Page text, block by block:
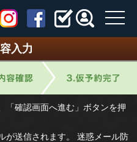
入力
「確認画面へ進む」ボタンを押
が送信されます。 迷惑メール防